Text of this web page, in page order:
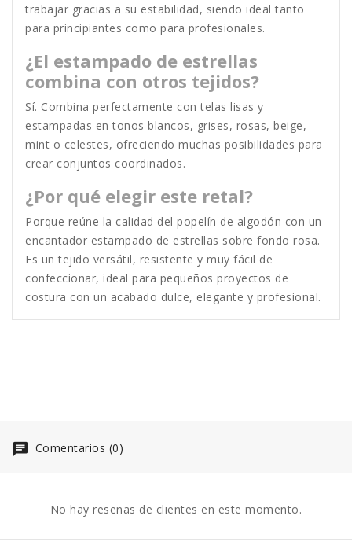
trabajar gracias a su estabilidad, siendo ideal tanto
para principiantes como para profesionales.
¿El estampado de estrellas
combina con otros tejidos?
Sí. Combina perfectamente con telas lisas y
estampadas en tonos blancos, grises, rosas, beige,
mint o celestes, ofreciendo muchas posibilidades para
crear conjuntos coordinados.
¿Por qué elegir este retal?
Porque reúne la calidad del popelín de algodón con un
encantador estampado de estrellas sobre fondo rosa.
Es un tejido versátil, resistente y muy fácil de
confeccionar, ideal para pequeños proyectos de
costura con un acabado dulce, elegante y profesional.
Comentarios (0)
No hay reseñas de clientes en este momento.